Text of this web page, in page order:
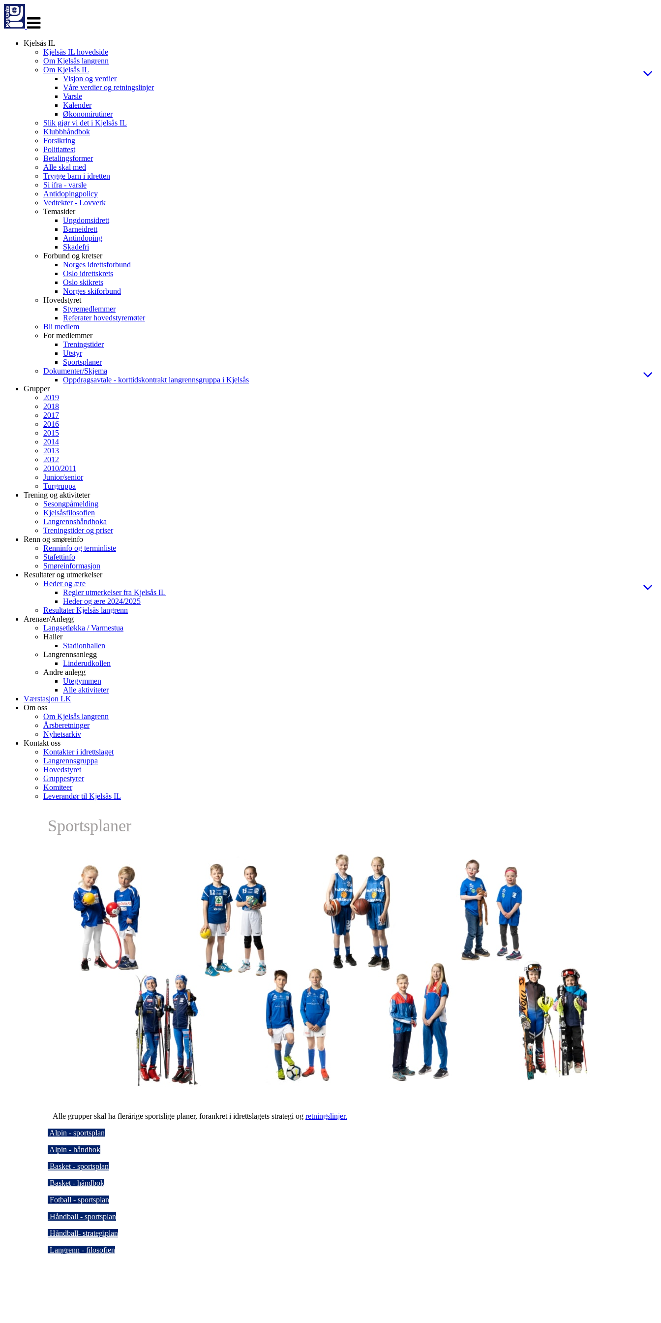
navigasjon
Kjelsås IL
Kjelsås IL hovedside
Om Kjelsås langrenn
Om Kjelsås IL
Visjon og verdier
Våre verdier og retningslinjer
Varsle
Kalender
Økonomirutiner
Slik gjør vi det i Kjelsås IL
Klubbhåndbok
Forsikring
Politiattest
Betalingsformer
Alle skal med
Trygge barn i idretten
Si ifra - varsle
Antidopingpolicy
Vedtekter - Lovverk
Temasider
Ungdomsidrett
Barneidrett
Antindoping
Skadefri
Forbund og kretser
Norges idrettsforbund
Oslo idrettskrets
Oslo skikrets
Norges skiforbund
Hovedstyret
Styremedlemmer
Referater hovedstyremøter
Bli medlem
For medlemmer
Treningstider
Utstyr
Sportsplaner
Dokumenter/Skjema
Oppdragsavtale - korttidskontrakt langrennsgruppa i Kjelsås
Grupper
2019
2018
2017
2016
2015
2014
2013
2012
2010/2011
Junior/senior
Turgruppa
Trening og aktiviteter
Sesongpåmelding
Kjelsåsfilosofien
Langrennshåndboka
Treningstider og priser
Renn og smøreinfo
Renninfo og terminliste
Stafettinfo
Smøreinformasjon
Resultater og utmerkelser
Heder og ære
Regler utmerkelser fra Kjelsås IL
Heder og ære 2024/2025
Resultater Kjelsås langrenn
Arenaer/Anlegg
Langsetløkka / Varmestua
Haller
Stadionhallen
Langrennsanlegg
Linderudkollen
Andre anlegg
Utegymmen
Alle aktiviteter
Værstasjon LK
Om oss
Om Kjelsås langrenn
Årsberetninger
Nyhetsarkiv
Kontakt oss
Kontakter i idrettslaget
Langrennsgruppa
Hovedstyret
Gruppestyrer
Komiteer
Leverandør til Kjelsås IL
Sportsplaner
Alle grupper skal ha flerårige sportslige planer, forankret i idrettslagets strategi og retningslinjer.
Alpin - sportsplan
Alpin - håndbok
Basket - sportsplan
Basket - håndbok
Fotball - sportsplan
Håndball - sportsplan
Håndball- strategiplan
Langrenn - filosofien